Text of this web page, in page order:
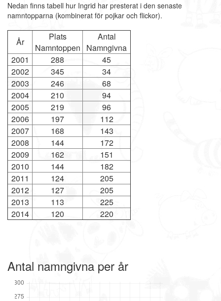
Nedan finns tabell hur Ingrid har presterat i den senaste
namntopparna (kombinerat för pojkar och flickor).
År
Plats
Namntoppen
Antal
Namngivna
2001
288
45
2002
345
34
2003
246
68
2004
210
94
2005
219
96
2006
197
112
2007
168
143
2008
144
172
2009
162
151
2010
144
182
2011
124
205
2012
127
205
2013
113
225
2014
120 220
Antal namngivna per år